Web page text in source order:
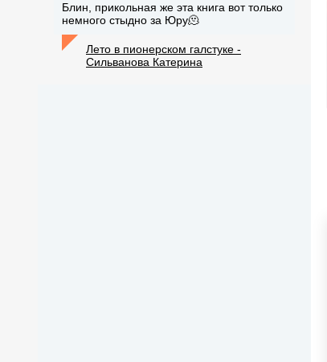
Блин, прикольная же эта книга вот только
немного стыдно за Юру🫠
Лето в пионерском галстуке -
Сильванова Катерина